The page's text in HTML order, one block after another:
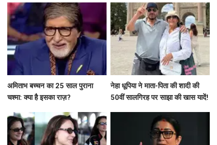
अमिताभ बच्चन का 25 साल पुराना
चश्मा: क्या है इसका राज़?
नेहा धूपिया ने माता-पिता की शादी की
50वीं सालगिरह पर साझा की खास यादें!